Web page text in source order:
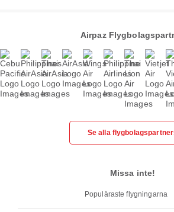
Airpaz
Se alla
Missa inte!
Populäraste flygningarna